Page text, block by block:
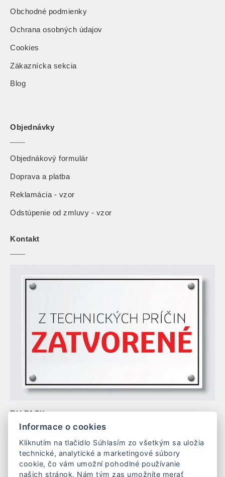
Obchodné podmienky
Ochrana osobných údajov
Cookies
Zákaznícka sekcia
Blog
Objednávky
Objednákový formulár
Doprava a platba
Reklamácia - vzor
Odstúpenie od zmluvy - vzor
Kontakt
RH PACK s.r.o.
Mierová 163/48
Slovenská republika
IČO: 54 852 676
DIČ: 2121801605
Informace o cookies
Kliknutím na tlačidlo Súhlasím zo všetkým sa uložia
technické, analytické a marketingové súbory
cookie, čo vám umožní pohodlné používanie
našich stránok. Nám tým zas umožníte merať